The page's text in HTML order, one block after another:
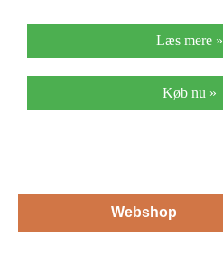
Læs mere »
Køb nu »
Webshop